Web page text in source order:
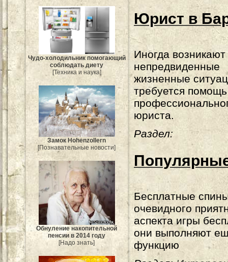
Чудо-холодильник помогающий
соблюдать диету
[Техника и наука]
Замок Hohenzollern
[Познавательные новости]
Обнуление накопительной
пенсии в 2014 году
[Надо знать]
Юрист в
Иногда возникают
непредвиденные
жизненные
требуется помощь
юриста.
Раздел:
Бесплатные
очевидного
аспекта игры
они выполняют
функцию